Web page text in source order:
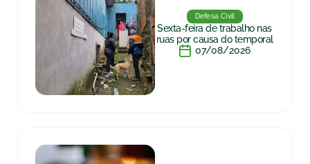
Defesa Civil
Sexta-feira de trabalho nas
ruas por causa do temporal
07/08/2026